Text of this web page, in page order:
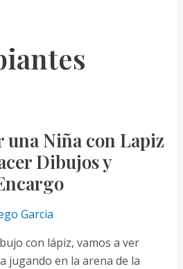
una Niña con Lapiz
Dibujos y
Garcia
con lápiz, vamos a ver
jugando en la arena de la